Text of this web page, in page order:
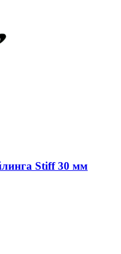
Stiff 30 мм